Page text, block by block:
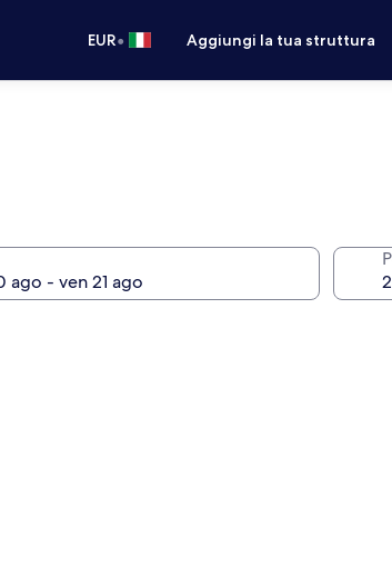
EUR• Aggiungi la tua struttura